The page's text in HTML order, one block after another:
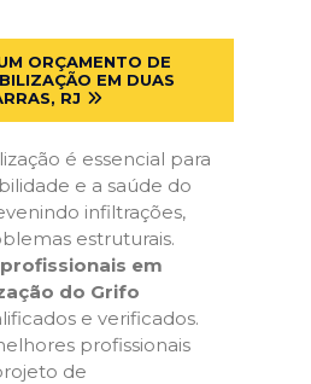
ORÇAMENTO DE
EM DUAS
RJ
é essencial para
e a saúde do
infiltrações,
estruturais.
profissionais em
do Grifo
e verificados.
profissionais
de